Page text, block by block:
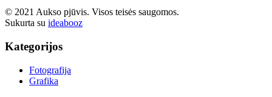
© 2021 Aukso pjūvis. Visos teisės saugomos.
Sukurta su ideabooz
Kategorijos
Fotografija
Grafika